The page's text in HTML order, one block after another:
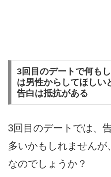
3回目のデートで何も
は男性からしてほしい
告白は抵抗がある
3回目のデートでは、
多いかもしれませんが
なのでしょうか？